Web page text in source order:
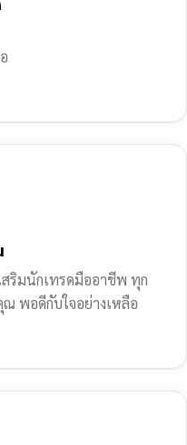
ริมนักเทรดมืออาชีพ ทุก
พอดีกับใจอย่างเหลือ